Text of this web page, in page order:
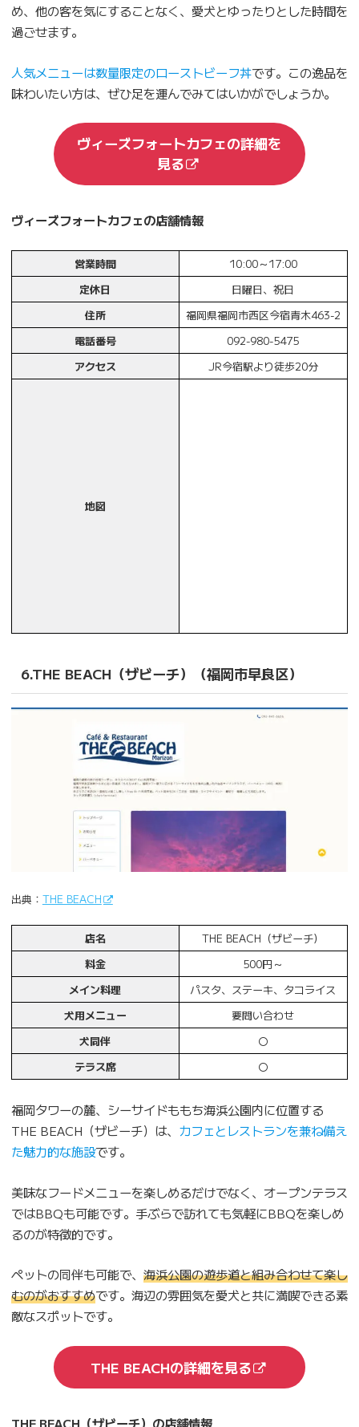
め、他の客を気にすることなく、愛犬とゆったりとした時間を
過ごせます。
人気メニューは数量限定のローストビーフ丼です。この逸品を
味わいたい方は、ぜひ足を運んでみてはいかがでしょうか。
ヴィーズフォートカフェの詳細を
見る
ヴィーズフォートカフェの店舗情報
営業時間
10:00～17:00
定休日
日曜日、祝日
住所
福岡県福岡市西区今宿青木463-2
電話番号
092-980-5475
アクセス
JR今宿駅より徒歩20分
地図
6.THE BEACH（ザビーチ）（福岡市早良区）
出典： THE BEACH
店名
THE BEACH（ザビーチ）
料金
500円～
メイン料理
パスタ、ステーキ、タコライス
犬用メニュー
要問い合わせ
犬同伴
〇
テラス席
〇
福岡タワーの麓、シーサイドももち海浜公園内に位置する
THE BEACH（ザビーチ）は、 カフェとレストランを兼ね備え
た魅力的な施設です。
美味なフードメニューを楽しめるだけでなく、オープンテラス
ではBBQも可能です。手ぶらで訪れても気軽にBBQを楽しめ
るのが特徴的です。
ペットの同伴も可能で、 海浜公園の遊歩道と組み合わせて楽し
むのがおすすめです。海辺の雰囲気を愛犬と共に満喫できる素
敵なスポットです。
THE BEACHの詳細を見る
THE BEACH（ザビーチ）の店舗情報